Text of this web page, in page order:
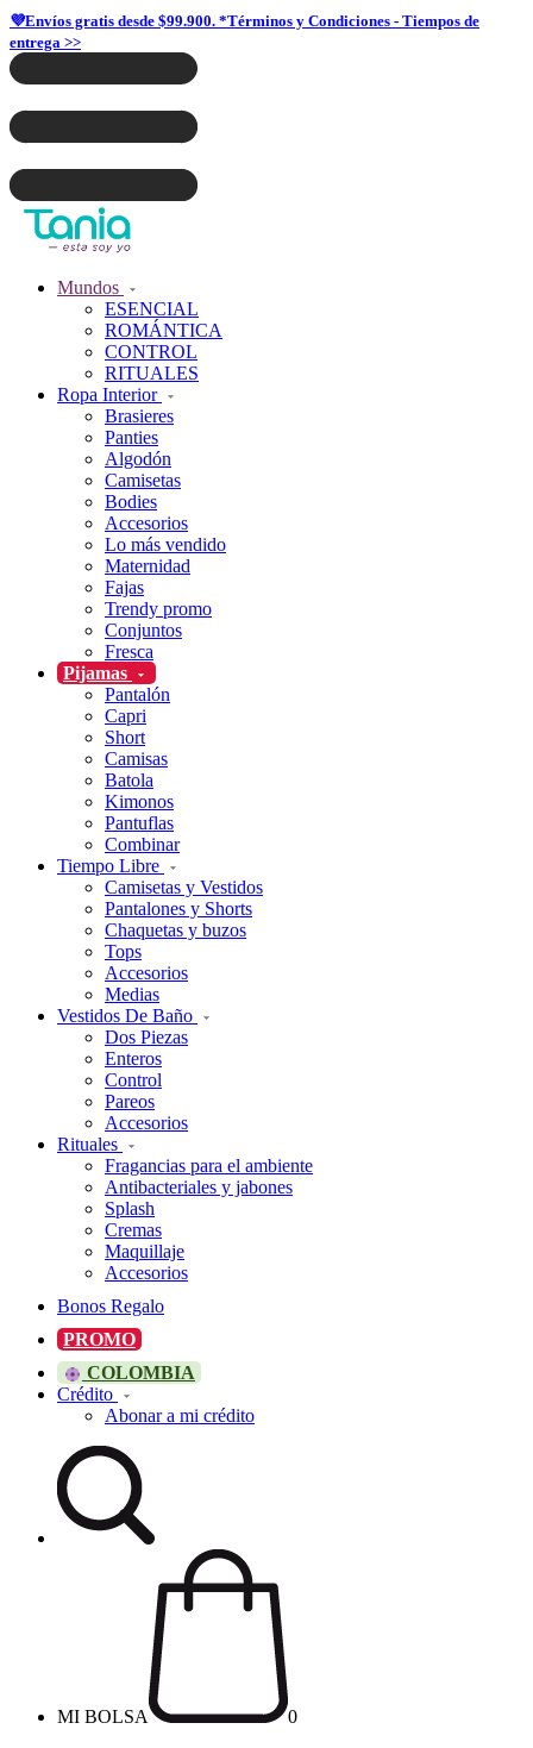
💜Envíos gratis desde $99.900. *Términos y Condiciones - Tiempos de
entrega >>
Mundos
ESENCIAL
ROMÁNTICA
CONTROL
RITUALES
Ropa Interior
Brasieres
Panties
Algodón
Camisetas
Bodies
Accesorios
Lo más vendido
Maternidad
Fajas
Trendy promo
Conjuntos
Fresca
Pijamas
Pantalón
Capri
Short
Camisas
Batola
Kimonos
Pantuflas
Combinar
Tiempo Libre
Camisetas y Vestidos
Pantalones y Shorts
Chaquetas y buzos
Tops
Accesorios
Medias
Vestidos De Baño
Dos Piezas
Enteros
Control
Pareos
Accesorios
Rituales
Fragancias para el ambiente
Antibacteriales y jabones
Splash
Cremas
Maquillaje
Accesorios
Bonos Regalo
PROMO
COLOMBIA
Crédito
Abonar a mi crédito
MI BOLSA 0